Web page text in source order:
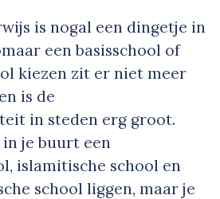
is nogal een dingetje in
een basisschool of
kiezen zit er niet meer
is de
in steden erg groot.
je buurt een
islamitische school en
school liggen, maar je